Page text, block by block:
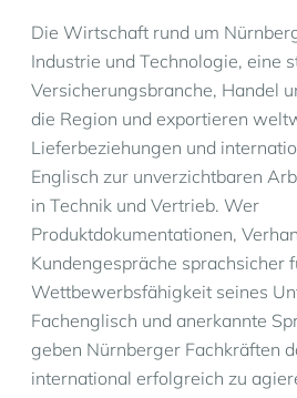
Die Wirtschaft rund um
Industrie und Technologie, eine
Versicherungsbranche, Handel
die Region und exportieren
Lieferbeziehungen und
Englisch zur unverzichtbaren
in Technik und Vertrieb. Wer
Produktdokumentationen,
Kundengespräche sprachsicher
Wettbewerbsfähigkeit seines
Fachenglisch und anerkannte
geben Nürnberger Fachkräften
international erfolgreich zu